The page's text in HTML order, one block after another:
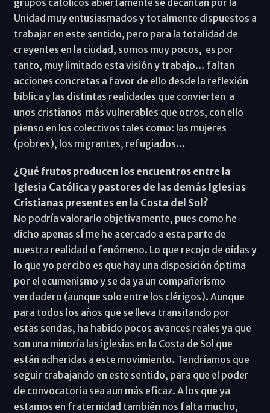
Unidad muy entusiasmados y totalmente dispuestos a
trabajar en este sentido, pero para la totalidad de
creyentes en la ciudad, somos muy pocos, es por
tanto, muy limitado esta visión y trabajo… faltan
acciones concretas a favor de ello desde la reflexión
bíblica y las distintas realidades que convierten a
unos cristianos más vulnerables que otros, con ello
pienso en los colectivos tales como: las mujeres
(pobres), los migrantes, refugiados…
¿Qué frutos producen los encuentros entre la
Iglesia Católica y pastores de las demás Iglesias
Cristianas presentes en la Costa del Sol?
No podría valorarlo objetivamente, pues como he
dicho apenas sÍ me he acercado a esta parte de
nuestra realidad o fenómeno. Lo que recojo de oídas y
lo que yo percibo es que hay una disposición óptima
por el ecumenismo y se da ya un compañerismo
verdadero (aunque solo entre los clérigos). Aunque
para todos los años que se lleva transitando por
estas sendas, ha habido pocos avances reales ya que
son una minoría las iglesias en la Costa de Sol que
están adheridas a este movimiento. Tendríamos que
seguir trabajando en este sentido, para que el poder
de convocatoria sea aun más eficaz. A los que ya
estamos en fraternidad también nos falta mucho,